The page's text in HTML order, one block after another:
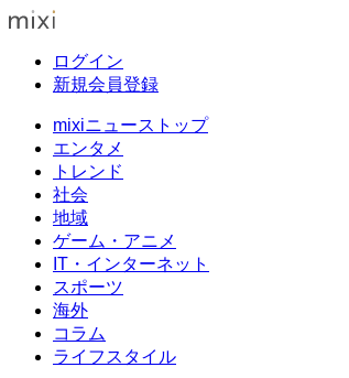
ログイン
新規会員登録
mixiニューストップ
エンタメ
トレンド
社会
地域
ゲーム・アニメ
IT・インターネット
スポーツ
海外
コラム
ライフスタイル